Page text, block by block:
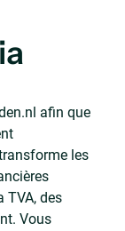
afin que
les
TVA, des
Vous